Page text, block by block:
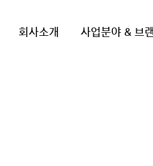
회사소개 사업분야 & 브